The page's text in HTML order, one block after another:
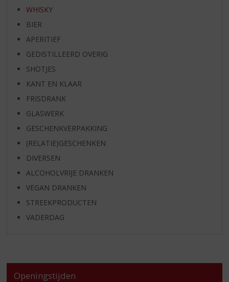
WHISKY
BIER
APERITIEF
GEDISTILLEERD OVERIG
SHOTJES
KANT EN KLAAR
FRISDRANK
GLASWERK
GESCHENKVERPAKKING
(RELATIE)GESCHENKEN
DIVERSEN
ALCOHOLVRIJE DRANKEN
VEGAN DRANKEN
STREEKPRODUCTEN
VADERDAG
Openingstijden